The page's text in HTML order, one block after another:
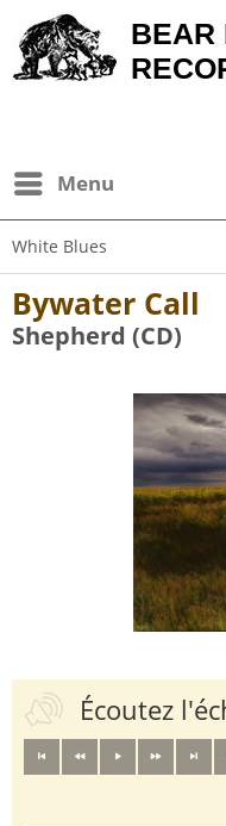
BEAR
Menu
White Blues
Bywater Call
Shepherd (CD)
Écoutez